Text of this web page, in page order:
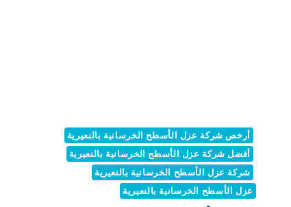
أرخص شركة عزل الأسطح الخرسانية بالنعيرية
أفضل شركة عزل الأسطح الخرسانية بالنعيرية
شركة عزل الأسطح الخرسانية بالنعيرية
عزل الأسطح الخرسانية بالنعيرية